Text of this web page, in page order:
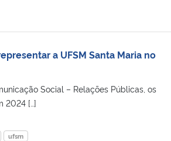
a UFSM Santa Maria no
Social – Relações Públicas, os
2024 […]
ufsm